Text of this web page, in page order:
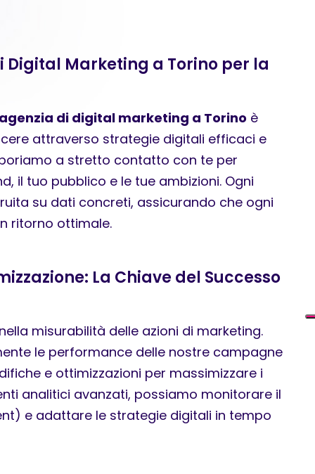
Digital Marketing a Torino per la
di digital marketing a Torino è
attraverso strategie digitali efficaci e
a stretto contatto con te per
il tuo pubblico e le tue ambizioni. Ogni
su dati concreti, assicurando che ogni
ritorno ottimale.
La Chiave del Successo
misurabilità delle azioni di marketing.
le performance delle nostre campagne
e ottimizzazioni per massimizzare i
analitici avanzati, possiamo monitorare il
e adattare le strategie digitali in tempo